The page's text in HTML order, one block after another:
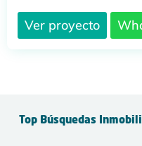
Ver proyecto
Top Búsquedas